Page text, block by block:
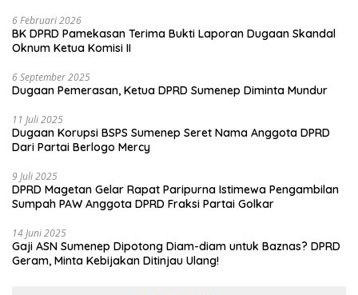
6 Februari 2026
BK DPRD Pamekasan Terima Bukti Laporan Dugaan Skandal
Oknum Ketua Komisi II
6 September 2025
Dugaan Pemerasan, Ketua DPRD Sumenep Diminta Mundur
11 Juli 2025
Dugaan Korupsi BSPS Sumenep Seret Nama Anggota DPRD
Dari Partai Berlogo Mercy
9 Juli 2025
DPRD Magetan Gelar Rapat Paripurna Istimewa Pengambilan
Sumpah PAW Anggota DPRD Fraksi Partai Golkar
14 Juni 2025
Gaji ASN Sumenep Dipotong Diam-diam untuk Baznas? DPRD
Geram, Minta Kebijakan Ditinjau Ulang!